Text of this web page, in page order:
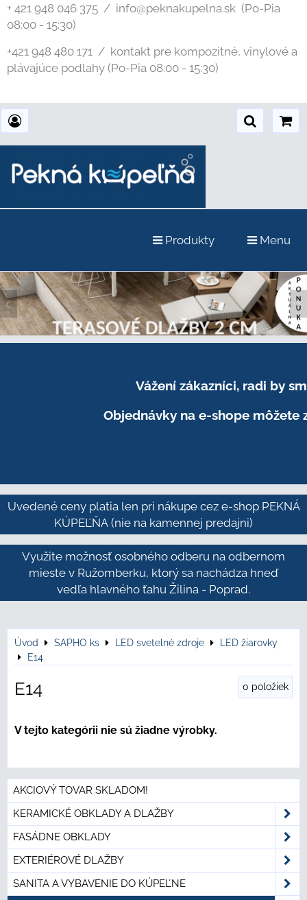
+ 421 948 046 375 / info@peknakupelna.sk (Po-Pia
08:00 - 15:30)
+421 948 480 171 / kontakt pre kompozitné, vinylové a
plávajúce podlahy (Po-Pia 08:00 - 15:30)
Produkty Menu
Vážení zákazníci, radi by
Objednávky na e-shope môžete
Uvedené ceny platia len pri nákupe cez e-shop PEKNÁ
KÚPEĽŇA (nie na kamennej predajni)
Využite možnosť osobného odberu na odbernom
mieste v Ružomberku, ktorý sa nachádza hneď
vedľa hlavného ťahu Žilina - Poprad.
Úvod SAPHO ks LED svetelné zdroje
LED žiarovky
E14
E14 0 položiek
AKCIOVÝ TOVAR SKLADOM!
KERAMICKÉ OBKLADY A DLAŽBY
FASÁDNE OBKLADY
EXTERIÉROVÉ DLAŽBY
SANITA A VYBAVENIE DO KÚPEĽNE